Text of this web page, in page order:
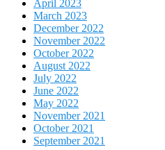
April 2023
March 2023
December 2022
November 2022
October 2022
August 2022
July 2022
June 2022
May 2022
November 2021
October 2021
September 2021